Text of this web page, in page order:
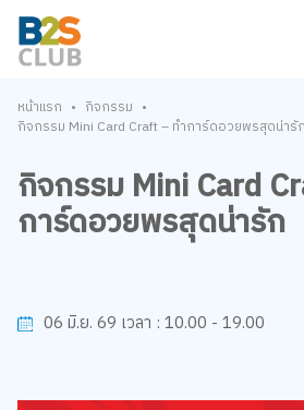
หน้าแรก • กิจกรรม •
กิจกรรม Mini Card Craft – ทำการ์ดอวยพรสุดน่ารัก
กิจกรรม Mini Card
การ์ดอวยพรสุดน่ารัก
06 มิ.ย. 69 เวลา : 10.00 - 19.00